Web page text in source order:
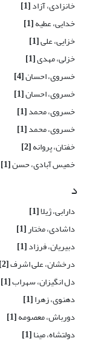
خانزادی، آزاد[1]
خدایی، عطیه[1]
خزایی، علی[1]
خزلی، مهدی[1]
خسروی، احسان[4]
خسروی، احسان[1]
خسروی، محمد[1]
خسروی، محمد[1]
خفتان، پروانه[2]
خمیس آبادی، حسن[1]
د
دارابی، ژیلا[1]
داشادی، مختار[1]
دبیریان، فرزاد[1]
درخشان، علی اشرف[2]
دل انگیزان، سهراب[1]
دهنوی، زهرا[1]
دورباش، معصومه[1]
دولتشاه، مینا[1]